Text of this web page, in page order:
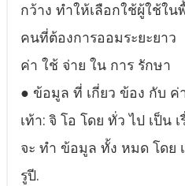
กว้าง ทําให้เลือกใช้ผู้ใช้ใ
คนที่ต้องการออมระยะยาว
ค่า ใช้ จ่าย ใน การ รักษา
● ข้อมูล ที่ เกี่ยว ข้อง กับ ค่
เท้า: จิ โอ โดย ทั่ว ไป เป็น
จะ ทํา ข้อมูล ทั้ง หมด โดย
รูปี.